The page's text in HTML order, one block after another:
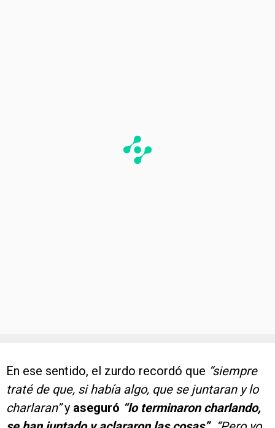
En ese sentido, el zurdo recordó que “siempre
traté de que, si había algo, que se juntaran y lo
charlaran”y aseguró “lo terminaron charlando,